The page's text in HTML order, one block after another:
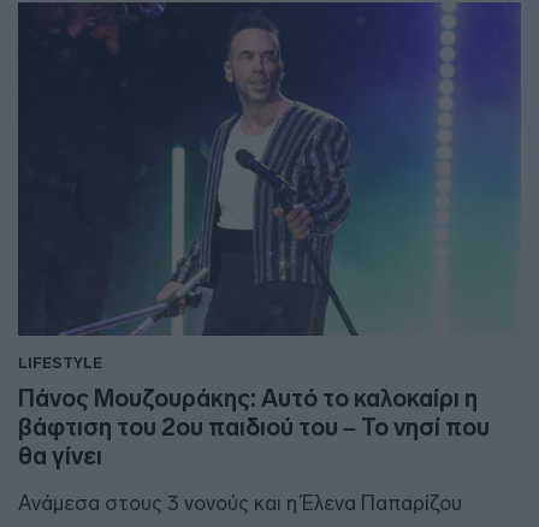
LIFESTYLE
Πάνος Μουζουράκης: Αυτό το καλοκαίρι η
βάφτιση του 2ου παιδιού του – Το νησί που
θα γίνει
Aνάμεσα στους 3 νονούς και η Έλενα Παπαρίζου